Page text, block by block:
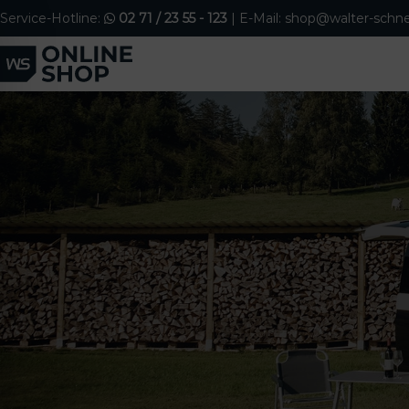
k
i
p
t
Service-Hotline: 02 71 / 23 55 - 123 | E-Mail: shop@walter-
Modus